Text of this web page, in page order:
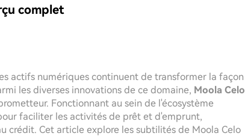
complet
actifs numériques continuent de transformer la façon
les diverses innovations de ce domaine, Moola Celo
Fonctionnant au sein de l'écosystème
faciliter les activités de prêt et d'emprunt,
crédit. Cet article explore les subtilités de Moola Celo